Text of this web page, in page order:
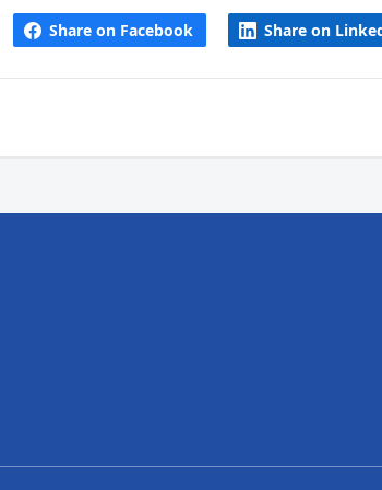
Share on Facebook Share on